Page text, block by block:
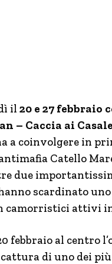
il 20 e 27 febbraio
– Caccia ai
a coinvolgere in
Catello
due
scardinato uno
camorristici attivi
febbraio al centro
di uno dei